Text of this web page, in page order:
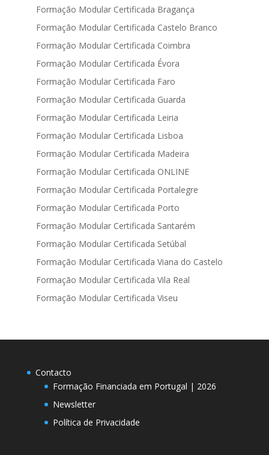
Formação Modular Certificada Bragança
Formação Modular Certificada Castelo Branco
Formação Modular Certificada Coimbra
Formação Modular Certificada Évora
Formação Modular Certificada Faro
Formação Modular Certificada Guarda
Formação Modular Certificada Leiria
Formação Modular Certificada Lisboa
Formação Modular Certificada Madeira
Formação Modular Certificada ONLINE
Formação Modular Certificada Portalegre
Formação Modular Certificada Porto
Formação Modular Certificada Santarém
Formação Modular Certificada Setúbal
Formação Modular Certificada Viana do Castelo
Formação Modular Certificada Vila Real
Formação Modular Certificada Viseu
Contacto
Formação Financiada em Portugal | 2026
Newsletter
Política de Privacidade